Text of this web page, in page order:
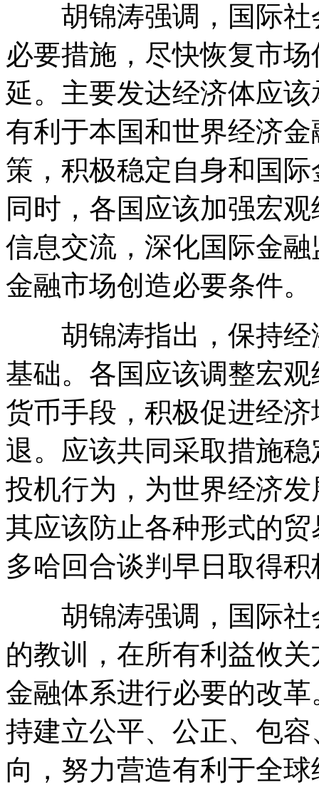
胡锦涛强调，国际社
必要措施，尽快恢复市
延。主要发达经济体应
有利于本国和世界经济
策，积极稳定自身和国
同时，各国应该加强宏
信息交流，深化国际金
金融市场创造必要条件。
胡锦涛指出，保持经
基础。各国应该调整宏
货币手段，积极促进经
退。应该共同采取措施
投机行为，为世界经济
其应该防止各种形式的
多哈回合谈判早日取得
胡锦涛强调，国际社
的教训，在所有利益攸
金融体系进行必要的改
持建立公平、公正、包
向，努力营造有利于全